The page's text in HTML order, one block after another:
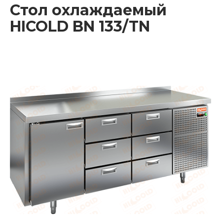
Стол охлаждаемый
HICOLD BN 133/TN